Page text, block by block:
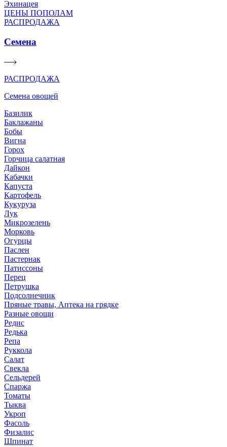
Эхинацея
ЦЕНЫ ПОПОЛАМ
РАСПРОДАЖА
Семена
РАСПРОДАЖА
Семена овощей
Базилик
Баклажаны
Бобы
Вигна
Горох
Горчица салатная
Дайкон
Кабачки
Капуста
Картофель
Кукуруза
Лук
Микрозелень
Морковь
Огурцы
Паслен
Пастернак
Патиссоны
Перец
Петрушка
Подсолнечник
Пряные травы, Аптека на грядке
Разные овощи
Редис
Редька
Репа
Руккола
Салат
Свекла
Сельдерей
Спаржа
Томаты
Тыква
Укроп
Фасоль
Физалис
Шпинат